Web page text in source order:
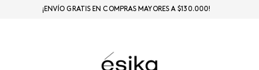
¡ENVÍO GRATIS EN COMPRAS MAYORES A $130.000!